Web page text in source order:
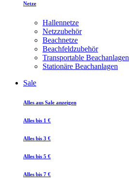
Netze
Hallennetze
Netzzubehör
Beachnetze
Beachfeldzubehör
Transportable Beachanlagen
Stationäre Beachanlagen
Sale
Alles aus Sale anzeigen
Alles bis 1 €
Alles bis 3 €
Alles bis 5 €
Alles bis 7 €